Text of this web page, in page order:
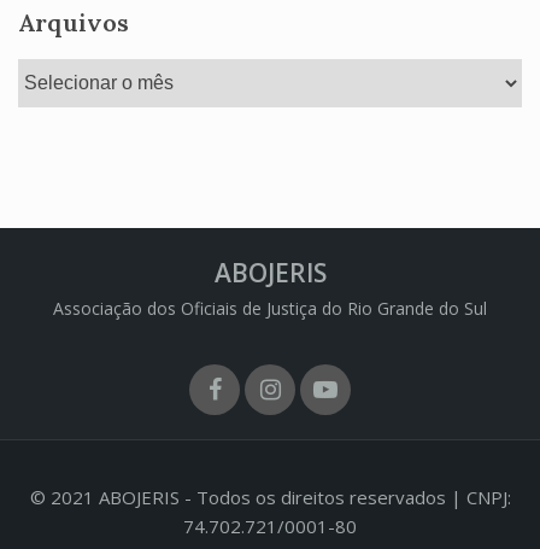
Arquivos
Arquivos
ABOJERIS
Associação dos Oficiais de Justiça do Rio Grande do Sul
FacebookInstagram
Youtube
© 2021 ABOJERIS - Todos os direitos reservados | CNPJ:
74.702.721/0001-80